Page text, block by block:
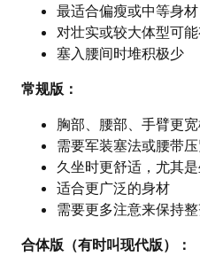
最适合偏瘦或中等身材
对壮实或较大体型可
塞入腰间时堆积极少
常规版：
胸部、腰部、手臂更
需要军装塞法或腰带
久坐时更舒适，尤其
适合更广泛的身材
需要更多注意来保持
合体版（有时叫现代版）：